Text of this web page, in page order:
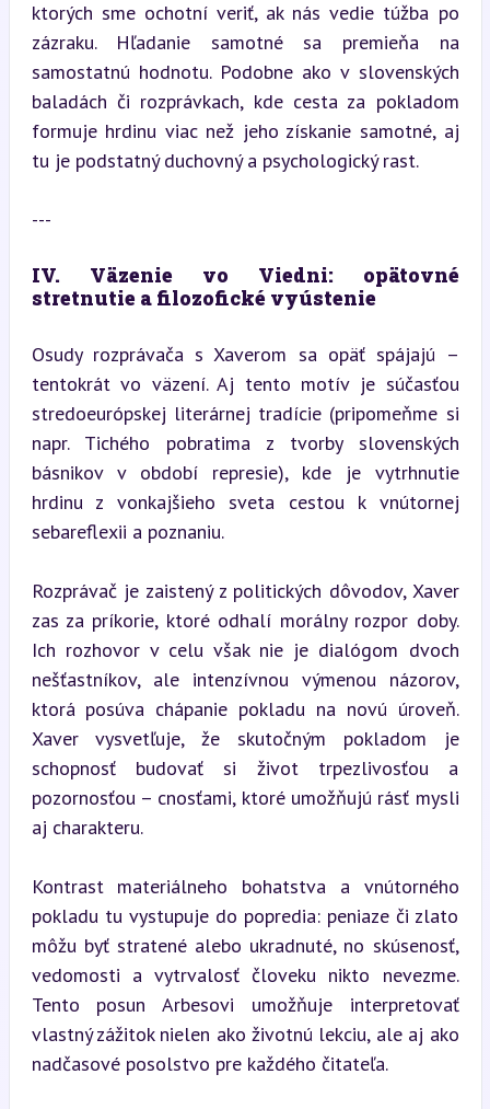
ktorých sme ochotní veriť, ak nás vedie túžba po
zázraku. Hľadanie samotné sa premieňa na
samostatnú hodnotu. Podobne ako v slovenských
baladách či rozprávkach, kde cesta za pokladom
formuje hrdinu viac než jeho získanie samotné, aj
tu je podstatný duchovný a psychologický rast.
---
IV. Väzenie vo Viedni: opätovné
stretnutie a filozofické vyústenie
Osudy rozprávača s Xaverom sa opäť spájajú –
tentokrát vo väzení. Aj tento motív je súčasťou
stredoeurópskej literárnej tradície (pripomeňme si
napr. Tichého pobratima z tvorby slovenských
básnikov v období represie), kde je vytrhnutie
hrdinu z vonkajšieho sveta cestou k vnútornej
sebareflexii a poznaniu.
Rozprávač je zaistený z politických dôvodov, Xaver
zas za príkorie, ktoré odhalí morálny rozpor doby.
Ich rozhovor v celu však nie je dialógom dvoch
nešťastníkov, ale intenzívnou výmenou názorov,
ktorá posúva chápanie pokladu na novú úroveň.
Xaver vysvetľuje, že skutočným pokladom je
schopnosť budovať si život trpezlivosťou a
pozornosťou – cnosťami, ktoré umožňujú rásť mysli
aj charakteru.
Kontrast materiálneho bohatstva a vnútorného
pokladu tu vystupuje do popredia: peniaze či zlato
môžu byť stratené alebo ukradnuté, no skúsenosť,
vedomosti a vytrvalosť človeku nikto nevezme.
Tento posun Arbesovi umožňuje interpretovať
vlastný zážitok nielen ako životnú lekciu, ale aj ako
nadčasové posolstvo pre každého čitateľa.